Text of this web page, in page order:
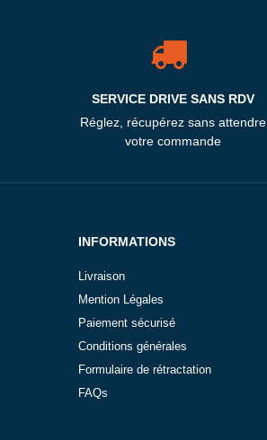
SERVICE DRIVE SANS RDV
Réglez, récupérez sans attendre
votre commande
INFORMATIONS
Livraison
Mention Légales
Paiement sécurisé
Conditions générales
Formulaire de rétractation
FAQs